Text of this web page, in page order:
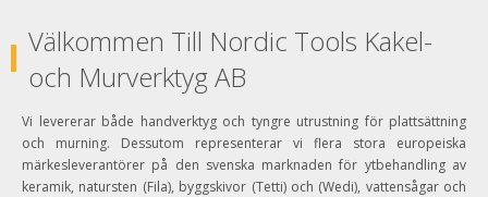
Välkommen Till Nordic Tools Kakel-
och Murverktyg AB
Vi levererar både handverktyg och tyngre utrustning för plattsättning
och murning. Dessutom representerar vi flera stora europeiska
märkesleverantörer på den svenska marknaden för ytbehandling av
keramik, natursten (Fila), byggskivor (Tetti) och (Wedi), vattensågar och